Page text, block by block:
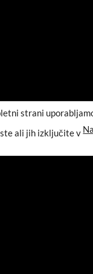
strani
ali jih izključite v